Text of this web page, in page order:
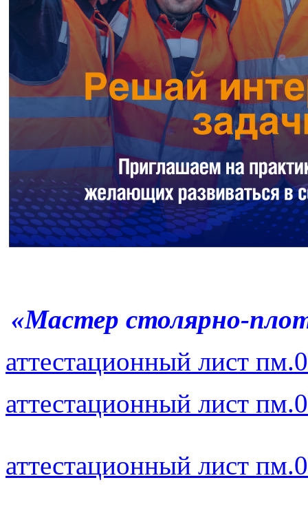
«Мастер столярно-
аттестационный лист
аттестационный лист
аттестационный лист